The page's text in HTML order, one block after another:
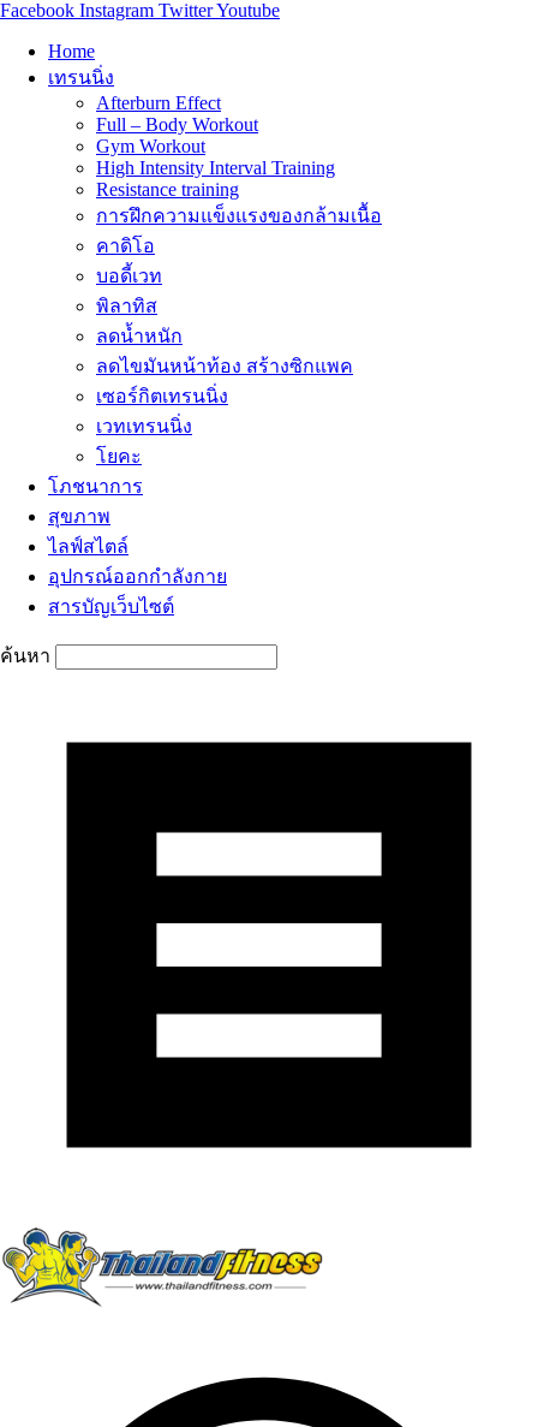
Facebook Instagram TwitterYoutube
Home
เทรนนิ่ง
Afterburn Effect
Full – Body Workout
Gym Workout
High Intensity Interval Training
Resistance training
การฝึกความแข็งแรงของกล้ามเนื้อ
คาดิโอ
บอดี้เวท
พิลาทิส
ลดน้ำหนัก
ลดไขมันหน้าท้อง สร้างซิกแพค
เซอร์กิตเทรนนิ่ง
เวทเทรนนิ่ง
โยคะ
โภชนาการ
สุขภาพ
ไลฟ์สไตล์
อุปกรณ์ออกกำลังกาย
สารบัญเว็บไซต์
ค้นหา